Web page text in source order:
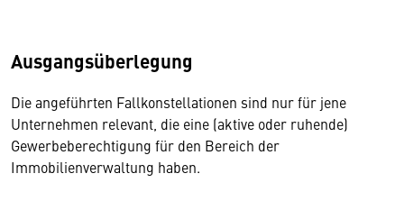
Ausgangsüberlegung
Die angeführten Fallkonstellationen sind nur für jene
Unternehmen relevant, die eine (aktive oder ruhende)
Gewerbeberechtigung für den Bereich der
Immobilienverwaltung haben.